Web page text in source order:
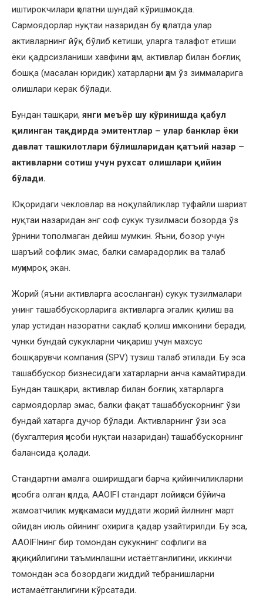
иштирокчилари ҳолатни шундай кўришмоқда.
Сармоядорлар нуқтаи назаридан бу ҳолатда улар
активларнинг йўқ бўлиб кетиши, уларга талафот етиши
ёки қадрсизланиши хавфини ҳам, активлар билан боғлиқ
бошқа (масалан юридик) хатарларни ҳам ўз зиммаларига
олишлари керак бўлади.
Бундан ташқари, янги меъёр шу кўринишда қабул
қилинган тақдирда эмитентлар – улар банклар ёки
давлат ташкилотлари бўлишларидан қатъий назар –
активларни сотиш учун рухсат олишлари қийин
бўлади.
Юқоридаги чекловлар ва ноқулайликлар туфайли шариат
нуқтаи назаридан энг соф сукук тузилмаси бозорда ўз
ўрнини тополмаган дейиш мумкин. Яъни, бозор учун
шаръий софлик эмас, балки самарадорлик ва талаб
муҳимроқ экан.
Жорий (яъни активларга асосланган) сукук тузилмалари
унинг ташаббускорларига активларга эгалик қилиш ва
улар устидан назоратни сақлаб қолиш имконини беради,
чунки бундай сукукларни чиқариш учун махсус
бошқарувчи компания (SPV) тузиш талаб этилади. Бу эса
ташаббускор бизнесидаги хатарларни анча камайтиради.
Бундан ташқари, активлар билан боғлиқ хатарларга
сармоядорлар эмас, балки фақат ташаббускорнинг ўзи
бундай хатарга дучор бўлади. Активларнинг ўзи эса
(бухгалтерия ҳисоби нуқтаи назаридан) ташаббускорнинг
балансида қолади.
Стандартни амалга оширишдаги барча қийинчиликларни
ҳисобга олган ҳолда, AAOIFI стандарт лойиҳаси бўйича
жамоатчилик муҳокамаси муддати жорий йилнинг март
ойидан июль ойининг охирига қадар узайтирилди. Бу эса,
AAOIFIнинг бир томондан сукукнинг софлиги ва
ҳақиқийлигини таъминлашни истаётганлигини, иккинчи
томондан эса бозордаги жиддий тебранишларни
истамаётганлигини кўрсатади.